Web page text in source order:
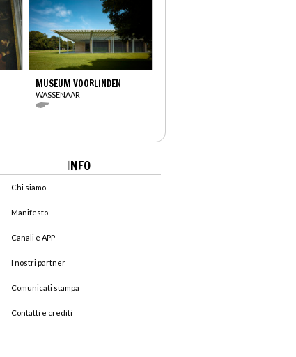
MUSEUM VOORLINDEN
WASSENAAR
INFO
Chi siamo
Manifesto
Canali e APP
I nostri partner
Comunicati stampa
Contatti e crediti